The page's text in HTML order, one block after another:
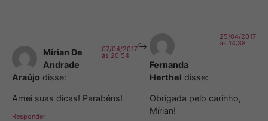
Mírian De
Andrade
Araújo disse:
07/04/2017
às 20:54
Amei suas dicas! Parabéns!
Responder
Fernanda
Herthel disse:
25/04/2017
às 14:38
Obrigada pelo carinho,
Mírian!